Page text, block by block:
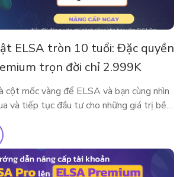
ELSA tròn 10 tuổi: Đặc quyền
trọn đời chỉ 2.999K
cột mốc vàng để ELSA và bạn cùng nhìn
và tiếp tục đầu tư cho những giá trị bền
niệm sinh nhật thập kỷ rực rỡ, ELSA
quyền nâng cấp lớn nhất từ trước đến